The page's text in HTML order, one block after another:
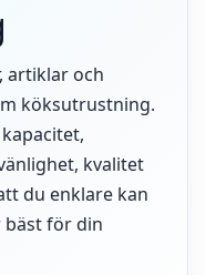
artiklar och
köksutrustning.
kvalitet
du enklare kan
bäst för din